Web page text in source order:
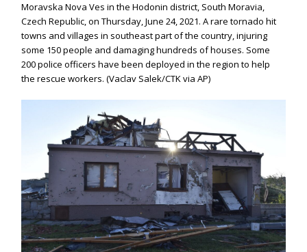
Moravska Nova Ves in the Hodonin district, South Moravia,
Czech Republic, on Thursday, June 24, 2021. A rare tornado hit
towns and villages in southeast part of the country, injuring
some 150 people and damaging hundreds of houses. Some
200 police officers have been deployed in the region to help
the rescue workers. (Vaclav Salek/CTK via AP)